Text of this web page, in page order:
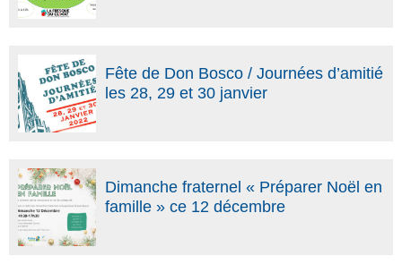
Fête de Don Bosco / Journées d’amitié
les 28, 29 et 30 janvier
Dimanche fraternel « Préparer Noël en
famille » ce 12 décembre